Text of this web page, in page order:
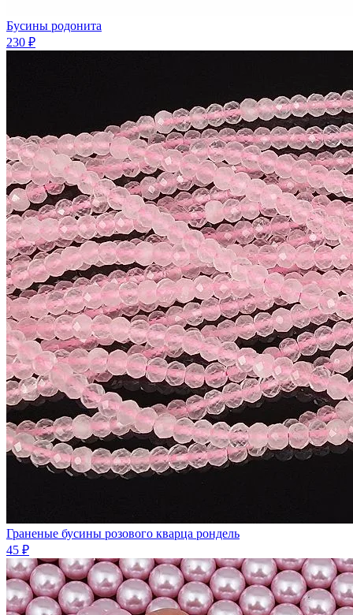
Бусины родонита
230 ₽
Граненые бусины розового кварца рондель
45 ₽